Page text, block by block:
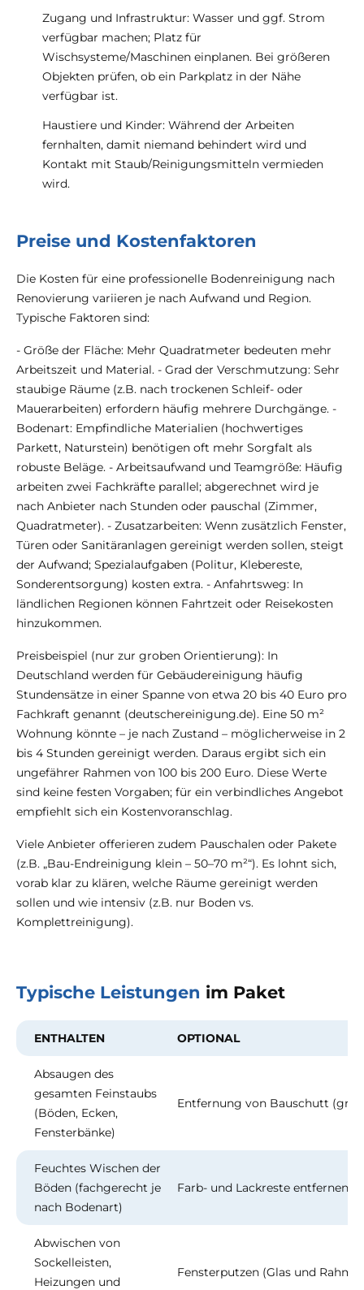
Zugang und Infrastruktur: Wasser und ggf. Strom
verfügbar machen; Platz für
Wischsysteme/Maschinen einplanen. Bei größeren
Objekten prüfen, ob ein Parkplatz in der Nähe
verfügbar ist.
Haustiere und Kinder: Während der Arbeiten
fernhalten, damit niemand behindert wird und
Kontakt mit Staub/Reinigungsmitteln vermieden
wird.
Preise und Kostenfaktoren
Die Kosten für eine professionelle Bodenreinigung nach
Renovierung variieren je nach Aufwand und Region.
Typische Faktoren sind:
- Größe der Fläche: Mehr Quadratmeter bedeuten mehr
Arbeitszeit und Material. - Grad der Verschmutzung: Sehr
staubige Räume (z.B. nach trockenen Schleif- oder
Mauerarbeiten) erfordern häufig mehrere Durchgänge. -
Bodenart: Empfindliche Materialien (hochwertiges
Parkett, Naturstein) benötigen oft mehr Sorgfalt als
robuste Beläge. - Arbeitsaufwand und Teamgröße: Häufig
arbeiten zwei Fachkräfte parallel; abgerechnet wird je
nach Anbieter nach Stunden oder pauschal (Zimmer,
Quadratmeter). - Zusatzarbeiten: Wenn zusätzlich Fenster,
Türen oder Sanitäranlagen gereinigt werden sollen, steigt
der Aufwand; Spezialaufgaben (Politur, Klebereste,
Sonderentsorgung) kosten extra. - Anfahrtsweg: In
ländlichen Regionen können Fahrtzeit oder Reisekosten
hinzukommen.
Preisbeispiel (nur zur groben Orientierung): In
Deutschland werden für Gebäudereinigung häufig
Stundensätze in einer Spanne von etwa 20 bis 40 Euro pro
Fachkraft genannt (deutschereinigung.de). Eine 50 m²
Wohnung könnte – je nach Zustand – möglicherweise in 2
bis 4 Stunden gereinigt werden. Daraus ergibt sich ein
ungefährer Rahmen von 100 bis 200 Euro. Diese Werte
sind keine festen Vorgaben; für ein verbindliches Angebot
empfiehlt sich ein Kostenvoranschlag.
Viele Anbieter offerieren zudem Pauschalen oder Pakete
(z.B. „Bau-Endreinigung klein – 50–70 m²“). Es lohnt sich,
vorab klar zu klären, welche Räume gereinigt werden
sollen und wie intensiv (z.B. nur Boden vs.
Komplettreinigung).
Typische Leistungen im Paket
ENTHALTEN OPTIONAL
Absaugen des
gesamten Feinstaubs
(Böden, Ecken,
Fensterbänke)
Entfernung von Bauschutt
Feuchtes Wischen der
Böden (fachgerecht je
nach Bodenart)
Farb- und Lackreste entfernen
Abwischen von
Sockelleisten,
Heizungen und
Fensterputzen (Glas und